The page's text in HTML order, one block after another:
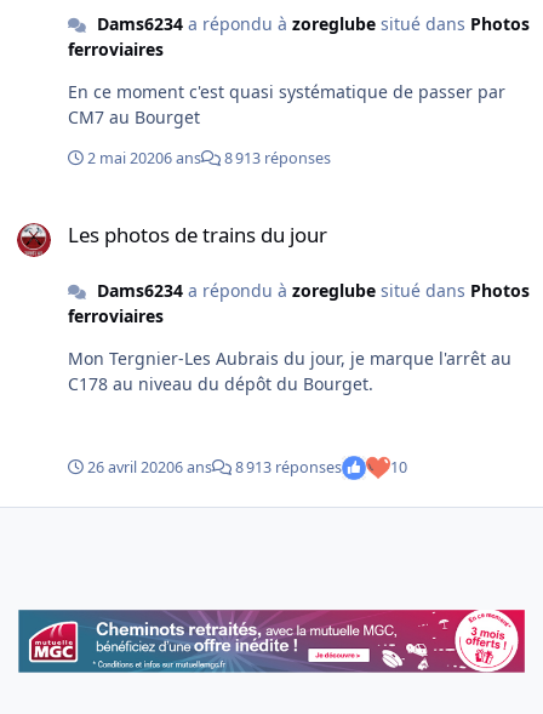
Dams6234a répondu à zoreglubesitué dans Photos
ferroviaires
En ce moment c'est quasi systématique de passer par
CM7 au Bourget
2 mai 20206 ans 8 913 réponses
Les photos de trains du jour
Dams6234a répondu à zoreglubesitué dans Photos
ferroviaires
Mon Tergnier-Les Aubrais du jour, je marque l'arrêt au
C178 au niveau du dépôt du Bourget.
26 avril 20206 ans 8 913 réponses 10